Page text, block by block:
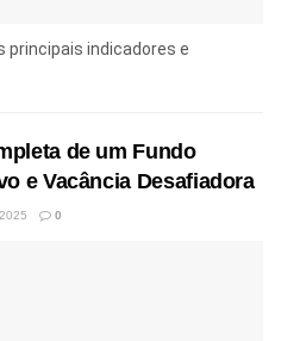
principais indicadores e
de um Fundo
e Vacância Desafiadora
0